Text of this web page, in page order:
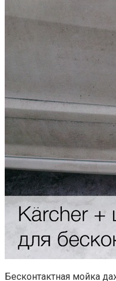
Бесконтактная мойка